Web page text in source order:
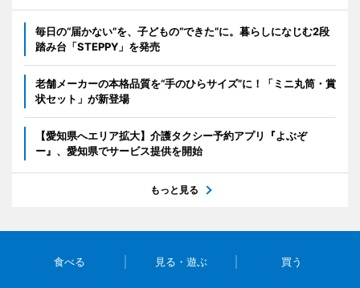
毎日の“届かない”を、子どもの“できた”に。暮らしになじむ2段
踏み台「STEPPY」を発売
老舗メーカーの本格品質を“手のひらサイズ”に！「ミニ丸筒・賞
状セット」が新登場
【愛知県へエリア拡大】介護タクシー予約アプリ『よぶぞ
ー』、愛知県でサービス提供を開始
もっと見る
食べる 見る・遊ぶ 買う